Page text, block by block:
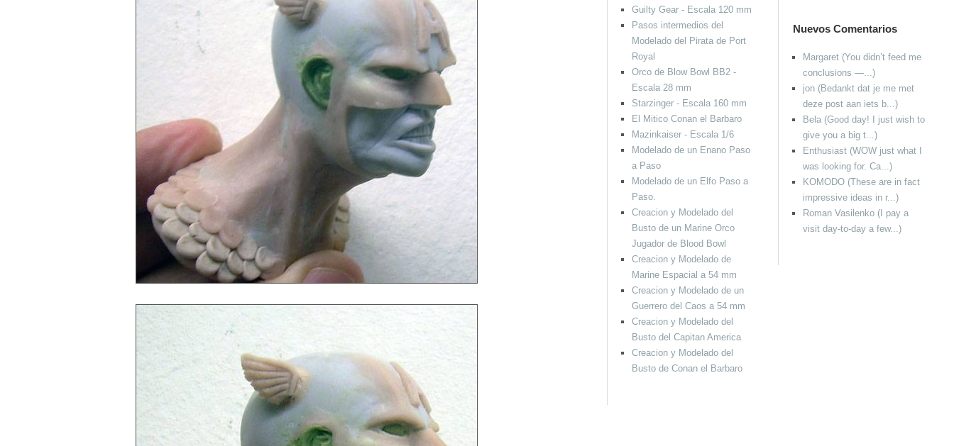
Nuevos Comentarios
Margaret (You didn’t feed me
conclusions —...)
jon (Bedankt dat je me met
deze post aan iets b...)
Bela (Good day! I just wish to
give you a big t...)
Enthusiast (WOW just what I
was looking for. Ca...)
KOMODO (These are in fact
impressive ideas in r...)
Roman Vasilenko (I pay a
visit day-to-day a few...)
Guilty Gear - Escala 120 mm
Pasos intermedios del
Modelado del Pirata de Port
Royal
Orco de Blow Bowl BB2 -
Escala 28 mm
Starzinger - Escala 160 mm
El Mitico Conan el Barbaro
Mazinkaiser - Escala 1/6
Modelado de un Enano Paso
a Paso
Modelado de un Elfo Paso a
Paso.
Creacion y Modelado del
Busto de un Marine Orco
Jugador de Blood Bowl
Creacion y Modelado de
Marine Espacial a 54 mm
Creacion y Modelado de un
Guerrero del Caos a 54 mm
Creacion y Modelado del
Busto del Capitan America
Creacion y Modelado del
Busto de Conan el Barbaro